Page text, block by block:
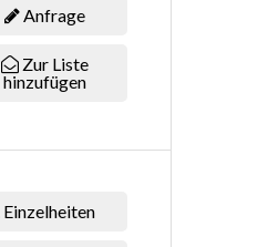
Anfrage
Zur Liste
hinzufügen
Einzelheiten